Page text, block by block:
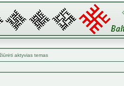
aktyvias temas